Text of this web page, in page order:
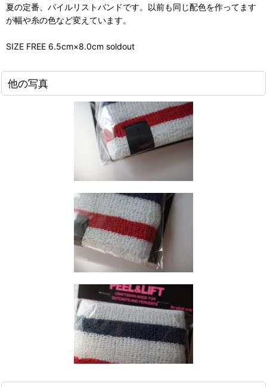
夏の定番、パイルリストバンドです。以前も同じ配色を作ってます
が幅や糸の色など変えています。
SIZE FREE 6.5cm×8.0cm soldout
他の写真